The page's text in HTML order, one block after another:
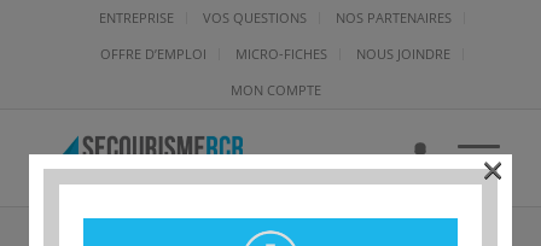
ENTREPRISE VOS QUESTIONS
NOS PARTENAIRES
OFFRE D’EMPLOI
MICRO-FICHES
NOUS JOINDRE
MON COMPTE
×